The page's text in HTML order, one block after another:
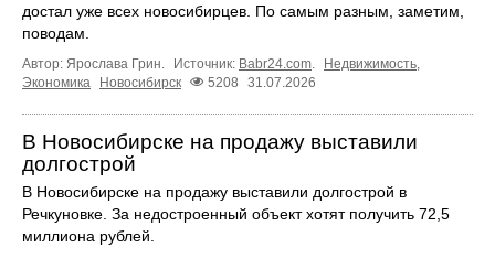
достал уже всех новосибирцев. По самым разным, заметим,
поводам.
Автор: Ярослава Грин. Источник: Babr24.com Недвижимость
Экономика
Новосибирск 5208 31.07.2026
В Новосибирске на продажу выставили
долгострой
В Новосибирске на продажу выставили долгострой в
Речкуновке. За недостроенный объект хотят получить 72,5
миллиона рублей.